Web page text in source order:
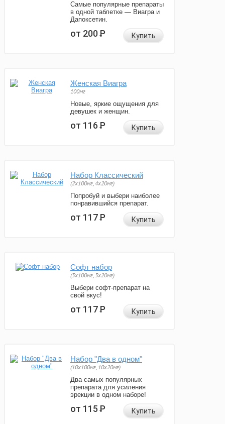
Самые популярные препараты
в одной таблетке — Виагра и
Дапоксетин.
от 200Р Купить
Женская Виагра
100мг
Новые, яркие ощущения для
девушек и женщин.
от 116Р Купить
Набор Классический
(2x100мг, 4x20мг)
Попробуй и выбери наиболее
понравившийся препарат.
от 117Р Купить
Софт набор
(3x100мг, 3x20мг)
Выбери софт-препарат на
свой вкус!
от 117Р Купить
Набор "Два в одном"
(10x100мг, 10x20мг)
Два самых популярных
препарата для усиления
эрекции в одном наборе!
от 115Р Купить